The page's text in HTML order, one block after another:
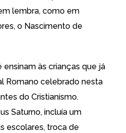
lembra, como em
o Nascimento de
ensinam às crianças que já
Romano celebrado nesta
do Cristianismo.
Saturno, incluía um
escolares, troca de